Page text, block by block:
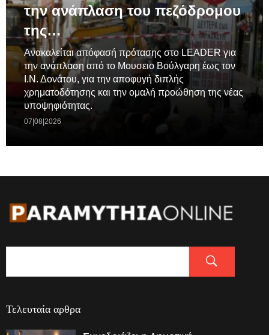
την ανάπλαση του πεζόδρομου
της…
Ανακαλείται απόφασή πρότασης στο LEADER για
την ανάπλαση από το Μουσειο Βούλγαρη έως τον
Ι.Ν. Δονάτου, για την αποφυγή διπλής
χρηματοδότησης και την ομαλή προώθηση της νέας
υποψηφιότητας.
07|08|2026
Τελευταία αρθρα